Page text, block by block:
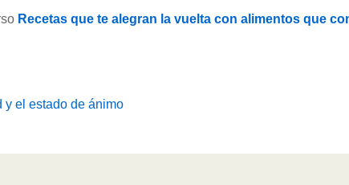
Recetas que te alegran la vuelta con alimentos que
y el estado de ánimo